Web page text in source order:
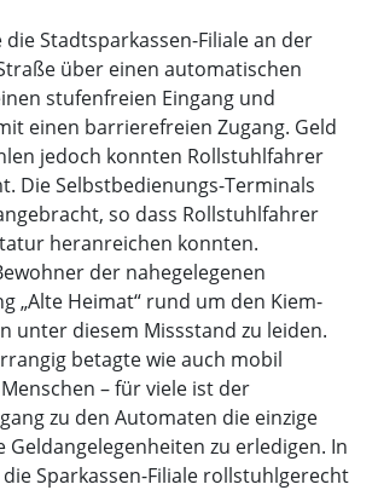
Stadtsparkassen-Filiale an der
über einen automatischen
stufenfreien Eingang und
einen barrierefreien Zugang. Geld
jedoch konnten Rollstuhlfahrer
Die Selbstbedienungs-Terminals
so dass Rollstuhlfahrer
heranreichen konnten.
der nahegelegenen
„Alte Heimat“ rund um den Kiem-
unter diesem Missstand zu leiden.
betagte wie auch mobil
– für viele ist der
zu den Automaten die einzige
Geldangelegenheiten zu erledigen. In
Sparkassen-Filiale rollstuhlgerecht